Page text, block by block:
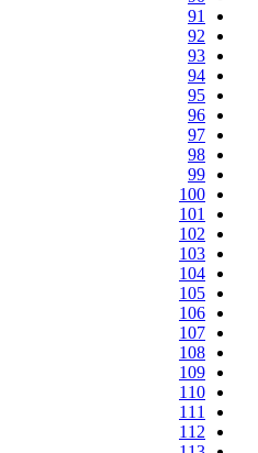
91
92
93
94
95
96
97
98
99
100
101
102
103
104
105
106
107
108
109
110
111
112